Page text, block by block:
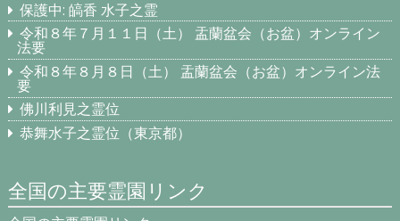
保護中: 皜香 水子之霊
令和８年７月１１日（土） 盂蘭盆会（お盆）オンライン
法要
令和８年８月８日（土） 盂蘭盆会（お盆）オンライン法
要
佛川利見之霊位
恭舞水子之霊位（東京都）
全国の主要霊園リンク